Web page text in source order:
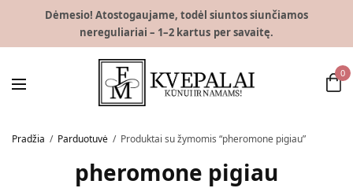
Dėmesio! Atostogaujame, todėl siuntos siunčiamos
nereguliariai – 1–2 kartus per savaitę.
0
Pradžia / Parduotuvė / Produktai su žymomis “pheromone pigiau”
pheromone pigiau